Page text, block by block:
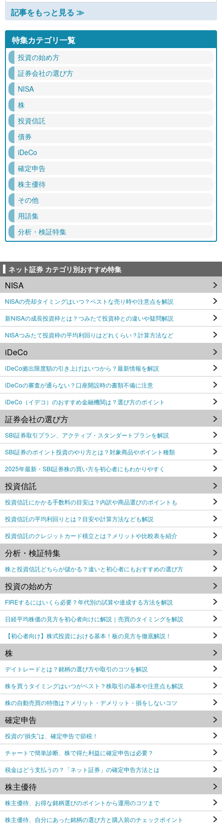
記事をもっと見る ≫
特集カテゴリ一覧
投資の始め方
証券会社の選び方
NISA
株
投資信託
債券
iDeCo
確定申告
株主優待
その他
用語集
分析・検証特集
ネット証券 カテゴリ別おすすめ特集
NISA
NISAの売却タイミングはいつ？ベストな売り時や注意点を解説
新NISAの成長投資枠とは？つみたて投資枠との違いや疑問解説
NISAつみたて投資枠の平均利回りはどれくらい？計算方法など
iDeCo
iDeCo拠出限度額の引き上げはいつから？最新情報を解説
iDeCoの審査が通らない？口座開設時の書類不備に注意
iDeCo（イデコ）のおすすめ金融機関は？選び方のポイント
証券会社の選び方
SBI証券取引プラン、アクティブ・スタンダートプランを解説
SBI証券のポイント投資のやり方とは？対象商品やポイント種類
2025年最新・SBI証券株の買い方を初心者にもわかりやすく
投資信託
投資信託にかかる手数料の目安は？内訳や商品選びのポイントも
投資信託の平均利回りとは？目安や計算方法なども解説
投資信託のクレジットカード積立とは？メリットや比較表を紹介
分析・検証特集
株と投資信託どちらが儲かる？違いと初心者にもおすすめの選び方
投資の始め方
FIREするにはいくら必要？年代別の試算や達成する方法を解説
日経平均株価の見方を初心者向けに解説｜売買のタイミングを解説
【初心者向け】株式投資における基本！板の見方を徹底解説！
株
デイトレードとは？銘柄の選び方や取引のコツを解説
株を買うタイミングはいつがベスト？株取引の基本や注意点も解説
株の自動売買の特徴は？メリット・デメリット・損をしないコツ
確定申告
投資の“損失”は、確定申告で節税！
チャートで簡単診断、株で得た利益に確定申告は必要？
税金はどう支払うの？「ネット証券」の確定申告方法とは
株主優待
株主優待、お得な銘柄選びのポイントから運用のコツまで
株主優待、自分にあった銘柄の選び方と購入前のチェックポイント